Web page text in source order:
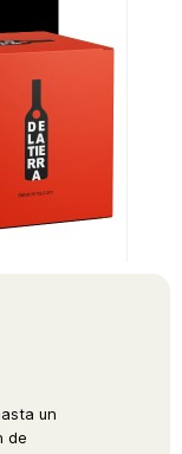
un
de